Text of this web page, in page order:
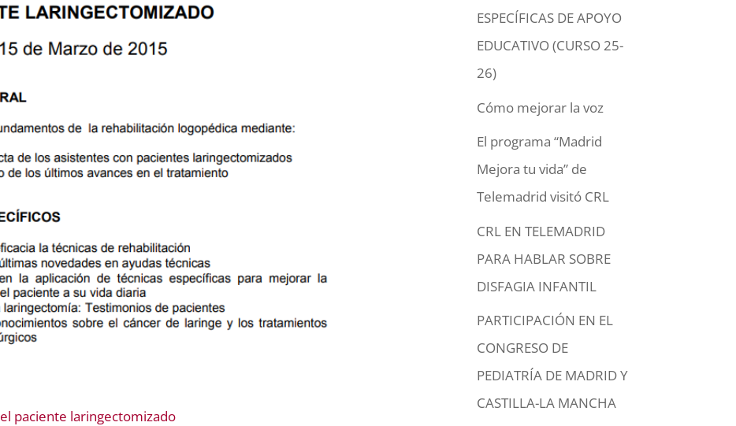
paciente laringectomizado
ESPECÍFICAS DE APOYO
EDUCATIVO (CURSO 25-
26)
Cómo mejorar la voz
El programa “Madrid
Mejora tu vida” de
Telemadrid visitó CRL
CRL EN TELEMADRID
PARA HABLAR SOBRE
DISFAGIA INFANTIL
PARTICIPACIÓN EN EL
CONGRESO DE
PEDIATRÍA DE MADRID Y
CASTILLA-LA MANCHA